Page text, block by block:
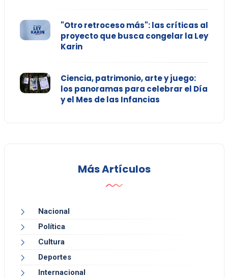
"Otro retroceso más": las críticas al
proyecto que busca congelar la Ley
Karin
Ciencia, patrimonio, arte y juego:
los panoramas para celebrar el Día
y el Mes de las Infancias
Más Artículos
Nacional
Política
Cultura
Deportes
Internacional